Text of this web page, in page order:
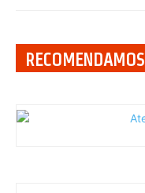
RECOMENDAMOS